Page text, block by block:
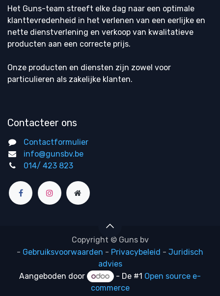
Het Guns-team streeft elke dag naar een optimale
klanttevredenheid in het verlenen van een eerlijke en
nette dienstverlening en verkoop van kwalitatieve
producten aan een correcte prijs.
Onze producten en diensten zijn zowel voor
particulieren als zakelijke klanten.
Contacteer ons
Contactformulier
info@gunsbv.be
014/ 423 823
Copyright © Guns bv
- Gebruiksvoorwaarden - Privacybeleid - Juridisch
advies
Aangeboden door
- De #1 Open source e-
commerce